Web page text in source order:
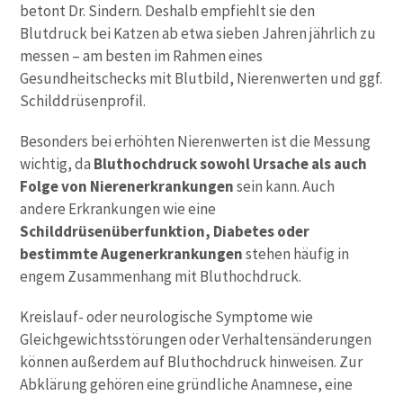
betont Dr. Sindern. Deshalb empfiehlt sie den
Blutdruck bei Katzen ab etwa sieben Jahren jährlich zu
messen – am besten im Rahmen eines
Gesundheitschecks mit Blutbild, Nierenwerten und ggf.
Schilddrüsenprofil.
Besonders bei erhöhten Nierenwerten ist die Messung
wichtig, da Bluthochdruck sowohl Ursache als auch
Folge von Nierenerkrankungensein kann. Auch
andere Erkrankungen wie eine
Schilddrüsenüberfunktion, Diabetes oder
bestimmte Augenerkrankungenstehen häufig in
engem Zusammenhang mit Bluthochdruck.
Kreislauf- oder neurologische Symptome wie
Gleichgewichtsstörungen oder Verhaltensänderungen
können außerdem auf Bluthochdruck hinweisen. Zur
Abklärung gehören eine gründliche Anamnese, eine